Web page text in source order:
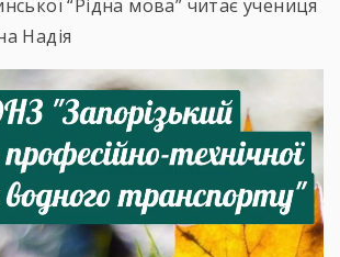
“Рідна мова” читає учениця
Надія